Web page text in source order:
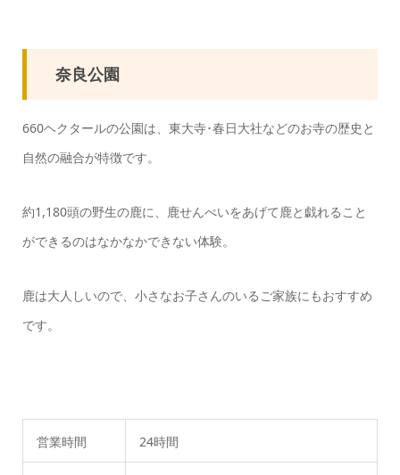
奈良公園
660ヘクタールの公園は、東大寺･春日大社などのお寺の歴史と
自然の融合が特徴です。
約1,180頭の野生の鹿に、鹿せんべいをあげて鹿と戯れること
ができるのはなかなかできない体験。
鹿は大人しいので、小さなお子さんのいるご家族にもおすすめ
です。
営業時間 24時間